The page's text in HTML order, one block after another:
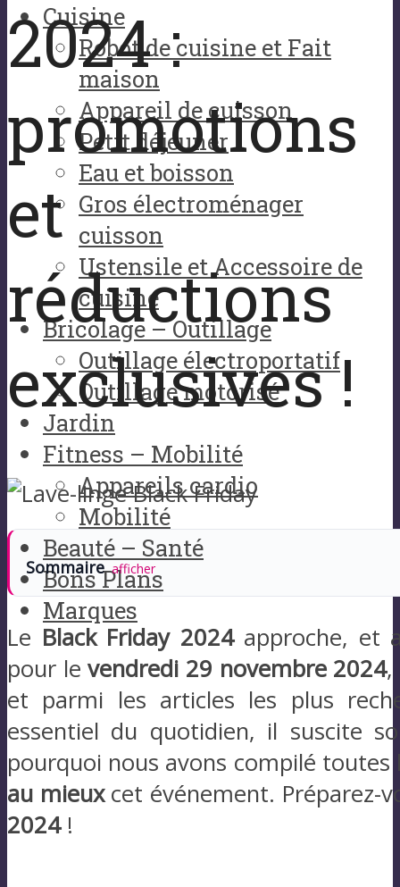
Cuisine
Robot de cuisine et Fait
maison
Appareil de cuisson
Petit déjeuner
Eau et boisson
Gros électroménager
cuisson
Ustensile et Accessoire de
cuisine
Bricolage – Outillage
Outillage électroportatif
Outillage motorisé
Jardin
Fitness – Mobilité
Appareils cardio
Mobilité
Beauté – Santé
Bons Plans
Marques
2024 :
promotions
et
réductions
exclusives !
Sommaire afficher
Le Black Friday 2024approche, et
pour levendredi 29 novembre 2024,
et parmi les articles les plus
essentiel du quotidien, il suscite
pourquoi nous avons compilé
au mieuxcet événement. Préparez-
2024!